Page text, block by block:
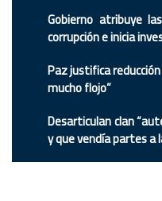
Gobierno atribuye
corrupción e inicia
Paz justifica
mucho flojo”
Desarticulan clan
y que vendía partes a